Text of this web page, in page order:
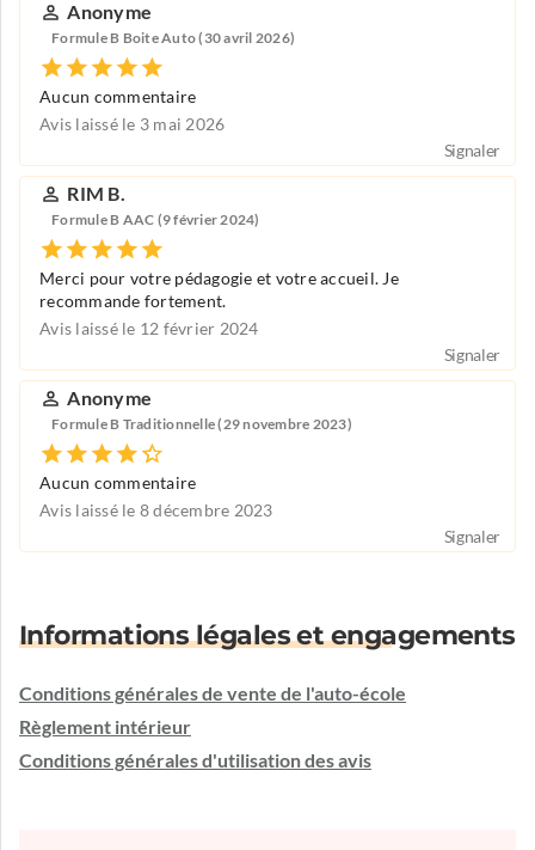
Anonyme
Formule B Boite Auto (30 avril 2026)
Aucun commentaire
Avis laissé le 3 mai 2026
Signaler
RIM B.
Formule B AAC (9 février 2024)
Merci pour votre pédagogie et votre accueil. Je
recommande fortement.
Avis laissé le 12 février 2024
Signaler
Anonyme
Formule B Traditionnelle (29 novembre 2023)
Aucun commentaire
Avis laissé le 8 décembre 2023
Signaler
Informations légales et engagements
Conditions générales de vente de l'auto-école
Règlement intérieur
Conditions générales d'utilisation des avis